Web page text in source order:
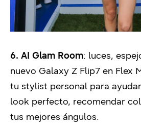
6. AI Glam Room: luces,
nuevo Galaxy Z Flip7 en Flex
tu stylist personal para
look perfecto, recomendar
tus mejores ángulos.